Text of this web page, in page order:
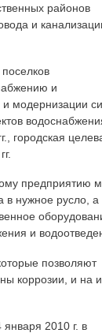
районов
и
и
модернизации
городская
предприятию
в нужное русло, а
и
позволяют
коррозии, и на
2010 г. в